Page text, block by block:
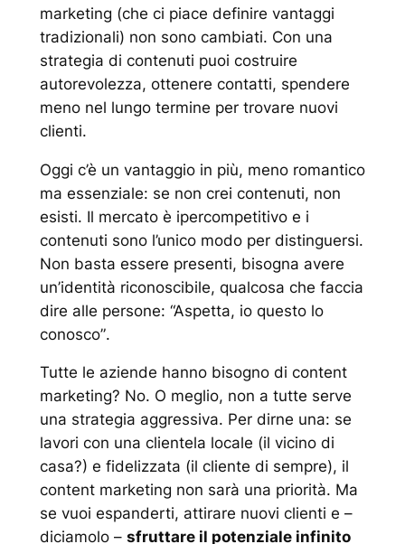
marketing (che ci piace definire vantaggi
tradizionali) non sono cambiati. Con una
strategia di contenuti puoi costruire
autorevolezza, ottenere contatti, spendere
meno nel lungo termine per trovare nuovi
clienti.
Oggi c’è un vantaggio in più, meno romantico
ma essenziale: se non crei contenuti, non
esisti. Il mercato è ipercompetitivo e i
contenuti sono l’unico modo per distinguersi.
Non basta essere presenti, bisogna avere
un’identità riconoscibile, qualcosa che faccia
dire alle persone: “Aspetta, io questo lo
conosco”.
Tutte le aziende hanno bisogno di content
marketing? No. O meglio, non a tutte serve
una strategia aggressiva. Per dirne una: se
lavori con una clientela locale (il vicino di
casa?) e fidelizzata (il cliente di sempre), il
content marketing non sarà una priorità. Ma
se vuoi espanderti, attirare nuovi clienti e –
diciamolo – sfruttare il potenziale infinito